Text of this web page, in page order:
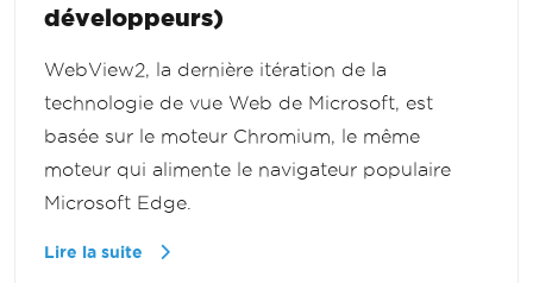
développeurs)
WebView2, la dernière itération de la
technologie de vue Web de Microsoft, est
basée sur le moteur Chromium, le même
moteur qui alimente le navigateur populaire
Microsoft Edge.
Lire la suite